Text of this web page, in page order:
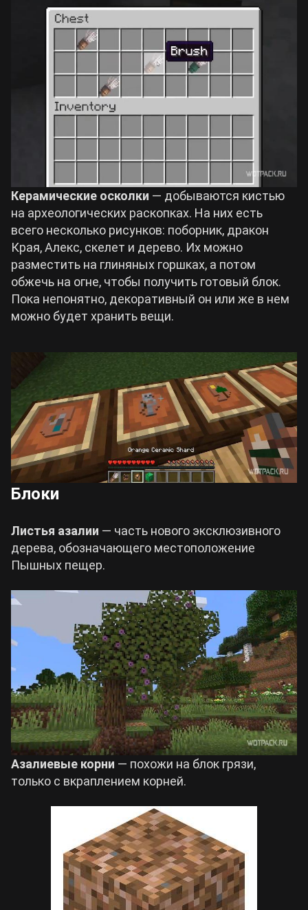
Керамические осколки — добываются кистью
на археологических раскопках. На них есть
всего несколько рисунков: поборник, дракон
Края, Алекс, скелет и дерево. Их можно
разместить на глиняных горшках, а потом
обжечь на огне, чтобы получить готовый блок.
Пока непонятно, декоративный он или же в нем
можно будет хранить вещи.
Блоки
Листья азалии — часть нового эксклюзивного
дерева, обозначающего местоположение
Пышных пещер.
Азалиевые корни — похожи на блок грязи,
только с вкраплением корней.